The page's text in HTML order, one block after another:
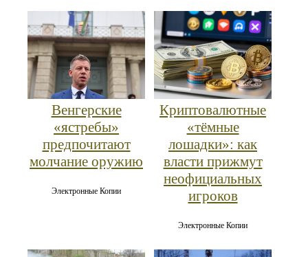
Венгерские
«ястребы»
предпочитают
молчание оружию
Электронные Копии
Криптовалютные
«тёмные
лошадки»: как
власти прижмут
неофициальных
игроков
Электронные Копии